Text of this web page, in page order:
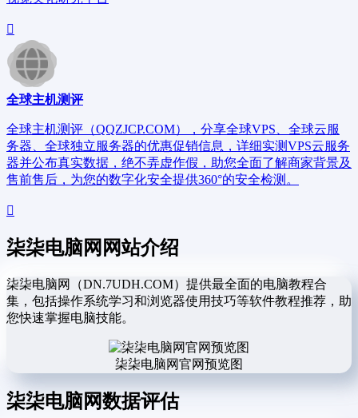
全球主机测评
全球主机测评（QQZJCP.COM），分享全球VPS、全球云服
务器、全球独立服务器的优惠促销信息，详细实测VPS云服务
器并公布真实数据，绝不弄虚作假，助您全面了解商家背景及
售前售后，为您的数字化安全提供360°的安全检测。
柒柒电脑网网站介绍
柒柒电脑网（DN.7UDH.COM）提供最全面的电脑教程合
集，包括操作系统学习和浏览器使用技巧等软件教程推荐，助
您快速掌握电脑技能。
柒柒电脑网官网预览图
柒柒电脑网数据评估